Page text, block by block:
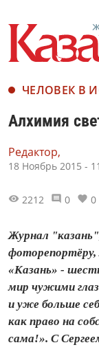
ЧЕЛОВЕК В
Алхимия
Редактор,
18 Ноябрь 2015 -
2212 0 0
Журнал
фоторепортёру,
«Казань» -
мир чужими
и уже больше
как право на
сама!». С